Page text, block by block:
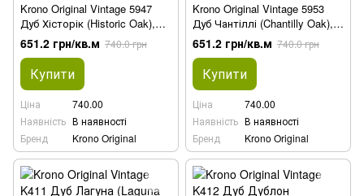
Krono Original Vintage 5947
Дуб Хісторік (Historic Oak),
ламінат
651.2 грн/кв.м 740.0 грн
Купити
Ціна
740.00
Наявність В наявності
Бренд
Krono Original
Krono Original Vintage 5953
Дуб Чантіллі (Chantilly Oak),
ламінат
651.2 грн/кв.м 740.0 грн
Купити
Ціна
740.00
Наявність В наявності
Бренд
Krono Original